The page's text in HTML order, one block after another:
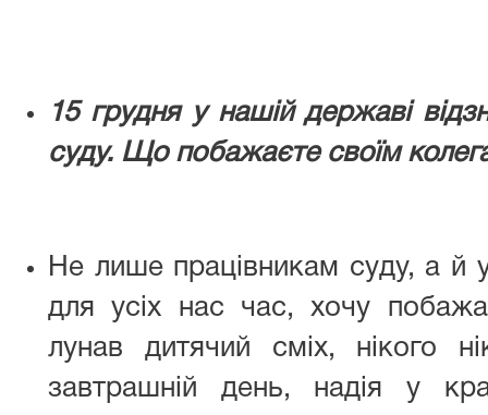
15 грудня у нашій державі
суду. Що побажаєте своїм
Не лише працівникам суду, а й
для усіх нас час, хочу
лунав дитячий сміх, нікого
завтрашній день, надія у